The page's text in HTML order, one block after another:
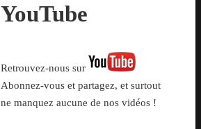
YouTube
Retrouvez-nous sur
Abonnez-vous et partagez, et surtout
ne manquez aucune de nos vidéos !